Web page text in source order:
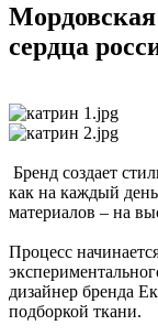
сердца
Бренд создает
как на каждый
материалов – на
Процесс
дизайнер бренда
подборкой ткани.